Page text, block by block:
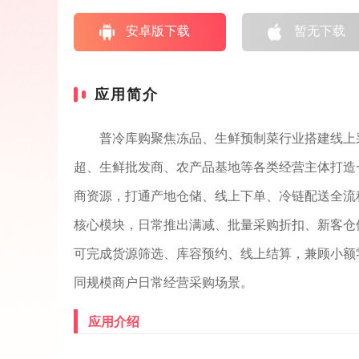
安卓版下载 暂无下载
应用简介
普冷库购聚焦冻品、生鲜预制菜行业搭建线
超、生鲜批发商、农产品基地等各类经营主体打
商资源，打通产地仓储、线上下单、冷链配送全
核心模块，日常推出满减、批量采购折扣、新客
可完成货源筛选、库容预约、线上结算，兼顾小
同规模商户日常经营采购场景。
应用介绍